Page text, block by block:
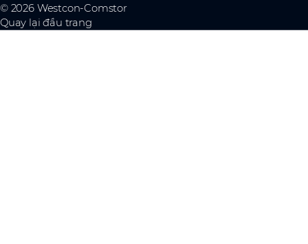
© 2026 Westcon-Comstor
Quay lại đầu trang